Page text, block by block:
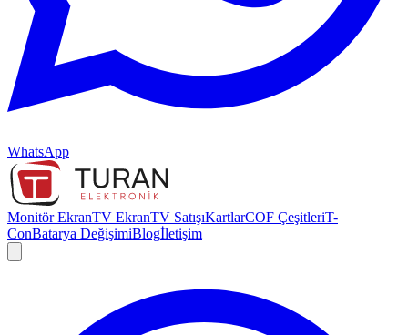
WhatsApp
Monitör EkranTV EkranTV SatışıKartlarCOF ÇeşitleriT-
ConBatarya DeğişimiBlogİletişim